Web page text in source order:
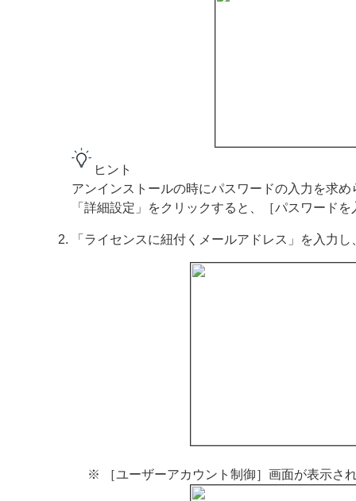
ヒント
アンインストールの時にパスワードの入力を求
「詳細設定」をクリックすると、［パスワード
「ライセンスに紐付くメールアドレス」を入力
※ ［ユーザーアカウント制御］画面が表示さ